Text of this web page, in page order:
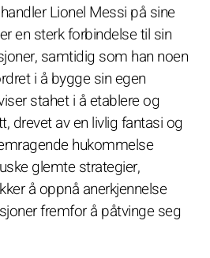
Lionel Messi på sine
en sterk forbindelse til sin
samtidig som han noen
i å bygge sin egen
stahet i å etablere og
drevet av en livlig fantasi og
hukommelse
glemte strategier,
å oppnå anerkjennelse
fremfor å påtvinge seg